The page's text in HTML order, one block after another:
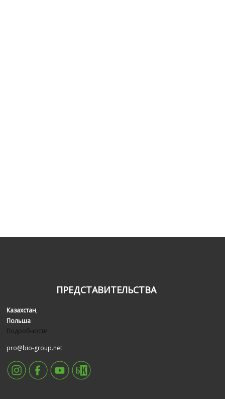
ПРЕДСТАВИТЕЛЬСТВА
Казахстан,
Польша
Подробности
pro@bio-group.net